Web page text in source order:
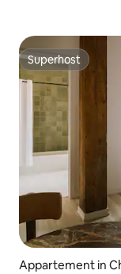
Superhost
Superhost
Appartement in